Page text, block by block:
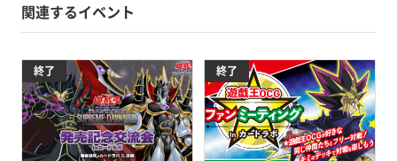
関連するイベント
終了 終了